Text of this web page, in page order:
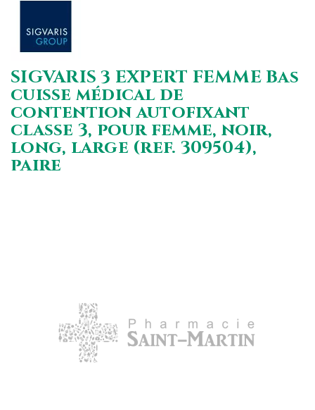
SIGVARIS 3 EXPERT FEMME Bas
cuisse médical de
contention autofixant
classe 3, pour femme, noir,
long, large (ref. 309504),
paire